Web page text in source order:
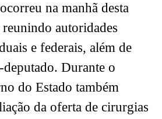
na manhã desta
autoridades
e federais, além de
Durante o
do Estado também
da oferta de cirurgias